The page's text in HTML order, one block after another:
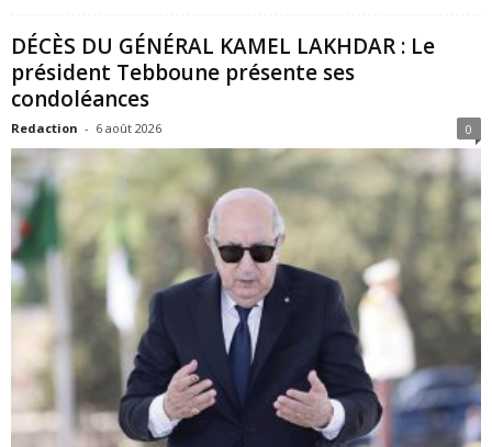
DÉCÈS DU GÉNÉRAL KAMEL LAKHDAR : Le
président Tebboune présente ses
condoléances
Redaction - 6 août 2026 0